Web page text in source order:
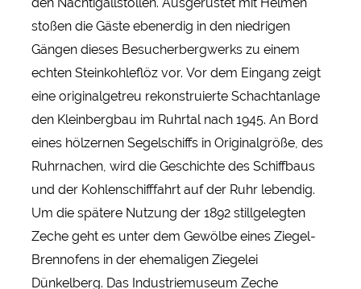
stoßen die Gäste ebenerdig in den niedrigen
Gängen dieses Besucherbergwerks zu einem
echten Steinkohleflöz vor. Vor dem Eingang zeigt
eine originalgetreu rekonstruierte Schachtanlage
den Kleinbergbau im Ruhrtal nach 1945. An Bord
eines hölzernen Segelschiffs in Originalgröße, des
Ruhrnachen, wird die Geschichte des Schiffbaus
und der Kohlenschifffahrt auf der Ruhr lebendig.
Um die spätere Nutzung der 1892 stillgelegten
Zeche geht es unter dem Gewölbe eines Ziegel-
Brennofens in der ehemaligen Ziegelei
Dünkelberg. Das Industriemuseum Zeche